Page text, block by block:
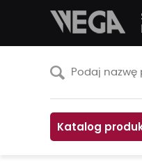
Katalog